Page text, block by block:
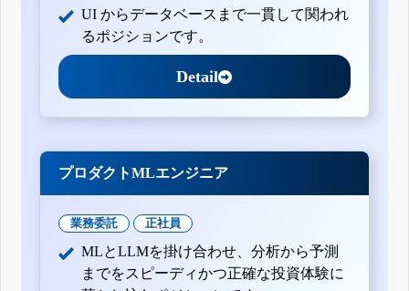
UI からデータベースまで一貫して関われ
るポジションです。
Detail
プロダクトMLエンジニア
業務委託 正社員
MLとLLMを掛け合わせ、分析から予測
までをスピーディかつ正確な投資体験に